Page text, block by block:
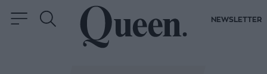
NEWSLETTER